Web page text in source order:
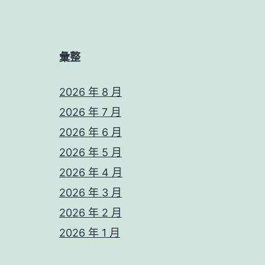
彙整
2026 年 8 月
2026 年 7 月
2026 年 6 月
2026 年 5 月
2026 年 4 月
2026 年 3 月
2026 年 2 月
2026 年 1 月